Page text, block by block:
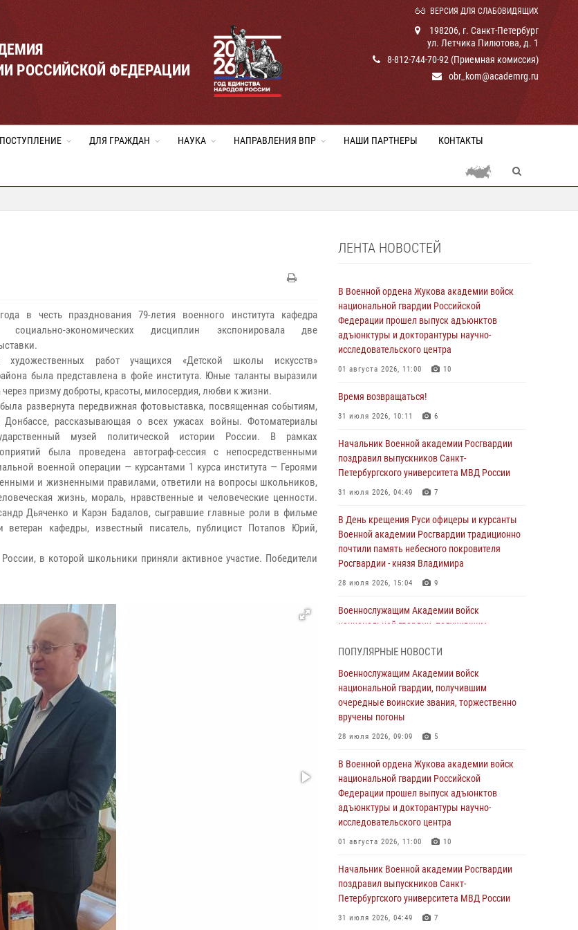
ВЕРСИЯ ДЛЯ СЛАБОВИДЯЩИХ
РОССИЙСКОЙ ФЕДЕРАЦИИ
198206, г. Санкт-Петербург
ул. Летчика Пилютова, д. 1
8-812-744-70-92 (Приемная комиссия)
obr_kom@academrg.ru
ПОСТУПЛЕНИЕ ДЛЯ ГРАЖДАН НАУКА НАПРАВЛЕНИЯ ВПР НАШИ ПАРТНЕРЫ КОНТАКТЫ
в честь празднования 79-летия военного института кафедра
экономических дисциплин экспонировала две
художественных работ учащихся «Детской школы искусств»
была представлена в фойе института. Юные таланты выразили
призму доброты, красоты, милосердия, любви к жизни.
развернута передвижная фотовыставка, посвященная событиям,
рассказывающая о всех ужасах войны. Фотоматериалы
музей политической истории России. В рамках
была проведена автограф-сессия с непосредственными
военной операции — курсантами 1 курса института — Героями
и жизненными правилами, ответили на вопросы школьников,
жизнь, мораль, нравственные и человеческие ценности.
Дьяченко и Карэн Бадалов, сыгравшие главные роли в фильме
кафедры, известный писатель, публицист Потапов Юрий,
в которой школьники приняли активное участие. Победители
ЛЕНТА НОВОСТЕЙ
В Военной ордена Жукова академии войск
национальной гвардии Российской
Федерации прошел выпуск адъюнктов
адъюнктуры и докторантуры научно-
исследовательского центра
01 августа 2026, 11:00 10
Время возвращаться!
31 июля 2026, 10:11 6
Начальник Военной академии Росгвардии
поздравил выпускников Санкт-
Петербургского университета МВД России
31 июля 2026, 04:49 7
В День крещения Руси офицеры и курсанты
Военной академии Росгвардии традиционно
почтили память небесного покровителя
Росгвардии - князя Владимира
28 июля 2026, 15:04 9
Военнослужащим Академии войск
национальной гвардии, получившим
вручены погоны
28 июля 2026, 09:09 5
В Военной академии Росгвардии оглашены
итоги абитуриентских сборов 2026 года
27 июля 2026, 14:49 7
Военная академия информирует!
23 июля 2026, 04:51
Курсант Военной академии войск
национальной гвардии принял участие в
профориентационной встрече в Иверском
22 июля 2026, 09:41 6
Мастер‑класс по стрельбе: точность, тактика,
профессионализм
ПОПУЛЯРНЫЕ НОВОСТИ
Военнослужащим Академии войск
национальной гвардии, получившим
очередные воинские звания, торжественно
вручены погоны
28 июля 2026, 09:09 5
В Военной ордена Жукова академии войск
национальной гвардии Российской
Федерации прошел выпуск адъюнктов
адъюнктуры и докторантуры научно-
исследовательского центра
01 августа 2026, 11:00 10
Начальник Военной академии Росгвардии
поздравил выпускников Санкт-
Петербургского университета МВД России
31 июля 2026, 04:49 7